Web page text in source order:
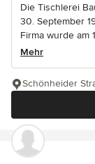
Die Tischlerei
30. September
Firma wurde am
Mehr
Schönheider